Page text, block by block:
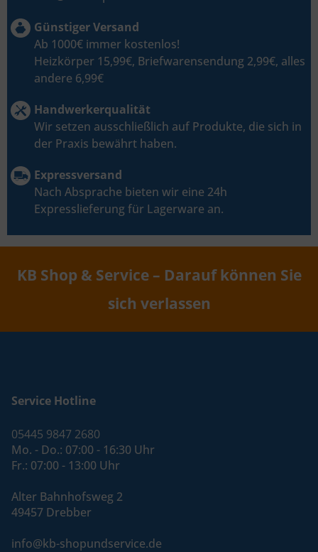
Günstiger Versand
Ab 1000€ immer kostenlos!
Heizkörper 15,99€, Briefwarensendung 2,99€, alles
andere 6,99€
Handwerkerqualität
Wir setzen ausschließlich auf Produkte, die sich in
der Praxis bewährt haben.
Expressversand
Nach Absprache bieten wir eine 24h
Expresslieferung für Lagerware an.
KB Shop & Service – Darauf können Sie
sich verlassen
Service Hotline
05445 9847 2680
Mo. - Do.: 07:00 - 16:30 Uhr
Fr.: 07:00 - 13:00 Uhr
Alter Bahnhofsweg 2
49457 Drebber
info@kb-shopundservice.de